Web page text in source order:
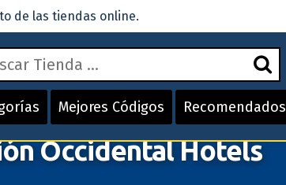
Mejores Códigos Recomendados
de las tiendas online.
Occidental Hotels